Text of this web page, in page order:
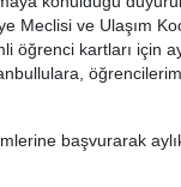
Meclisi ve Ulaşım
öğrenci kartları için
başvurarak